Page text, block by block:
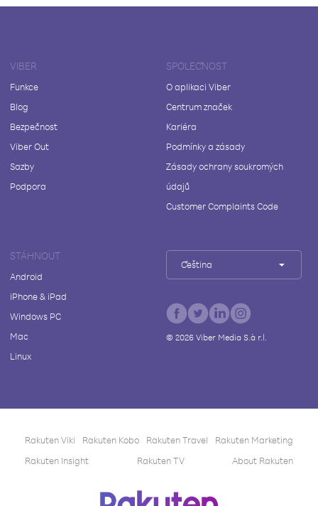
VIBER
Funkce
Blog
Bezpečnost
Viber Out
Sazby
Podpora
SPOLEČNOST
O aplikaci Viber
Centrum značek
Kariéra
Podmínky a zásady
Zásady ochrany soukromých
údajů
Customer Complaints Code
STÁHNOUT
Android
iPhone & iPad
Windows PC
Mac
Linux
Čeština
© 2026Viber Media S.à r.l.
Rakuten Viki Rakuten Kobo Rakuten Travel
Rakuten Marketing
Rakuten Insight
Rakuten TV About Rakuten